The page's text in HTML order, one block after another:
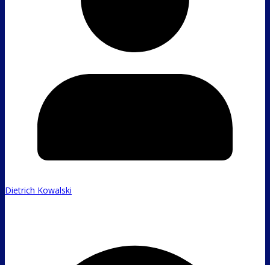
Dietrich Kowalski